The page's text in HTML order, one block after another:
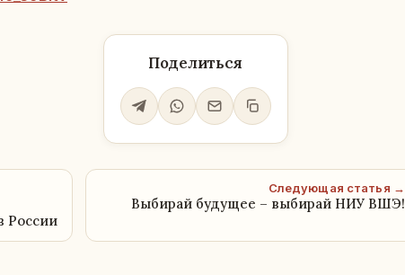
Поделиться
России
Следующая статья →
Выбирай будущее – выбирай НИУ ВШЭ!